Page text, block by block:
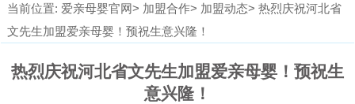
当前位置: 爱亲母婴官网> 加盟合作> 加盟动态> 热烈庆祝河北省
文先生加盟爱亲母婴！预祝生意兴隆！
热烈庆祝河北省文先生加盟爱亲母婴！预祝生
意兴隆！